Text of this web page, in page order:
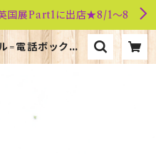
国展Part1に出店★8/1～8
=電話ボックス】